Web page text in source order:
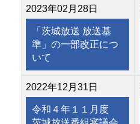
2023年02月28日
「茨城放送 放送基
準」の一部改正につ
いて
2022年12月31日
令和４年１１月度